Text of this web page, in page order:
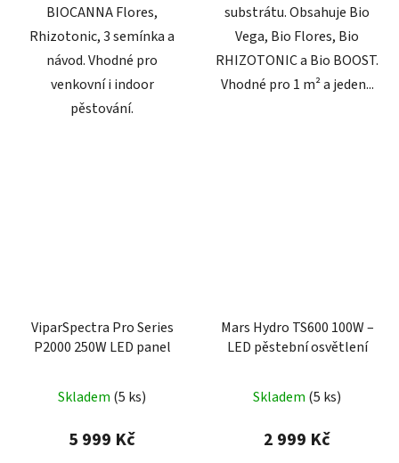
BIOCANNA Flores,
Rhizotonic, 3 semínka a
návod. Vhodné pro
venkovní i indoor
pěstování.
substrátu. Obsahuje Bio
Vega, Bio Flores, Bio
RHIZOTONIC a Bio BOOST.
Vhodné pro 1 m² a jeden...
ViparSpectra Pro Series
P2000 250W LED panel
Skladem (5 ks)
5 999 Kč
Mars Hydro TS600 100W –
LED pěstební osvětlení
Skladem (5 ks)
2 999 Kč